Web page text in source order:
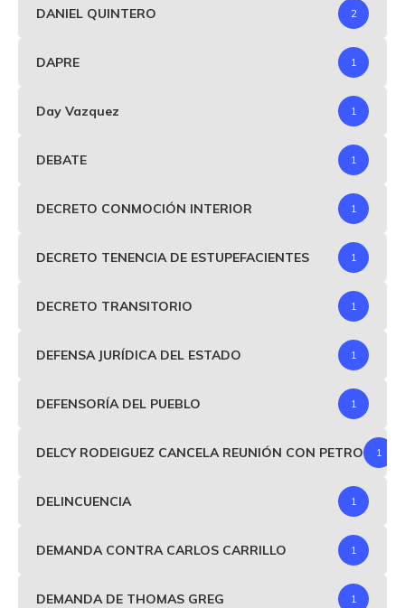
DANIEL QUINTERO 2
DAPRE 1
Day Vazquez 1
DEBATE 1
DECRETO CONMOCIÓN INTERIOR 1
DECRETO TENENCIA DE ESTUPEFACIENTES 1
DECRETO TRANSITORIO 1
DEFENSA JURÍDICA DEL ESTADO 1
DEFENSORÍA DEL PUEBLO 1
DELCY RODEIGUEZ CANCELA REUNIÓN CON PETRO 1
DELINCUENCIA 1
DEMANDA CONTRA CARLOS CARRILLO 1
DEMANDA DE THOMAS GREG 1